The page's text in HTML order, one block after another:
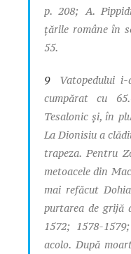
p. 208; A.
ţările române în
55.
9Vatopedului i-
cumpărat cu
Tesalonic şi, în
La Dionisiu a
trapeza. Pentru
metoacele din
mai refăcut
purtarea de grijă
1572; 1578-
acolo. După